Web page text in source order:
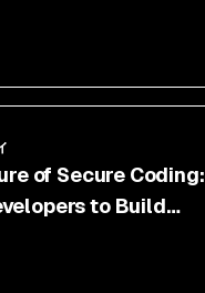
of Secure Coding:
to Build